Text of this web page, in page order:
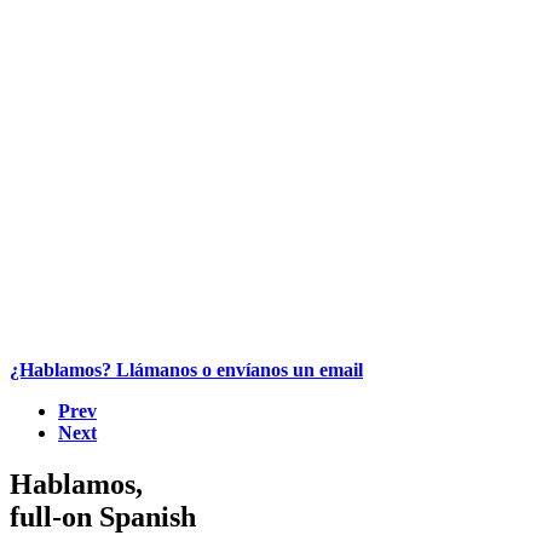
¿Hablamos? Llámanos o envíanos un email
Prev
Next
Hablamos,
full-on Spanish